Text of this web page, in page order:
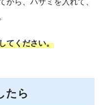
てください。
たら